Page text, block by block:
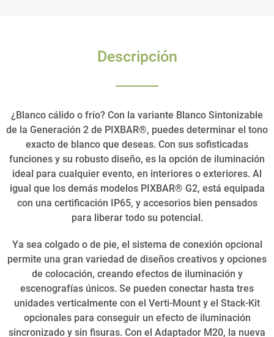
Descripción
¿Blanco cálido o frío? Con la variante Blanco Sintonizable
de la Generación 2 de PIXBAR®, puedes determinar el tono
exacto de blanco que deseas. Con sus sofisticadas
funciones y su robusto diseño, es la opción de iluminación
ideal para cualquier evento, en interiores o exteriores. Al
igual que los demás modelos PIXBAR® G2, está equipada
con una certificación IP65, y accesorios bien pensados
para liberar todo su potencial.
Ya sea colgado o de pie, el sistema de conexión opcional
permite una gran variedad de diseños creativos y opciones
de colocación, creando efectos de iluminación y
escenografías únicos. Se pueden conectar hasta tres
unidades verticalmente con el Verti-Mount y el Stack-Kit
opcionales para conseguir un efecto de iluminación
sincronizado y sin fisuras. Con el Adaptador M20, la nueva